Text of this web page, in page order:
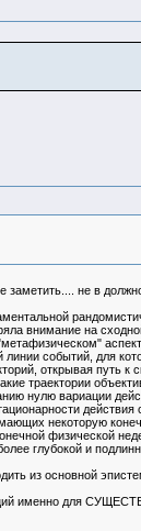
заметить.... не в
внимание на
событий, для
открывая путь к
траектории
нулю вариации
действия
некоторую
физической
глубокой и
из основной
именно для